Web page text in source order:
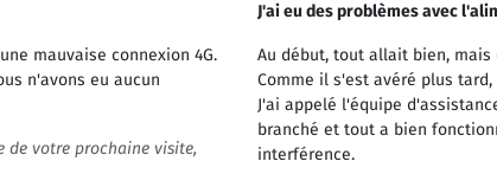
mauvaise connexion 4G.
n'avons eu aucun
de votre prochaine visite,
J'ai eu des problèmes avec
Au début, tout allait bien,
Comme il s'est avéré plus
J'ai appelé l'équipe
branché et tout a bien
interférence.